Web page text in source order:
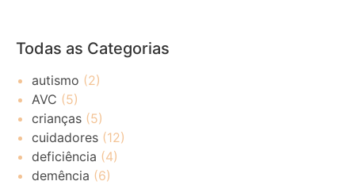
Todas as Categorias
autismo (2)
AVC (5)
crianças (5)
cuidadores (12)
deficiência (4)
demência (6)